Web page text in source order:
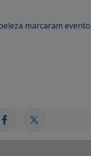
marcaram evento